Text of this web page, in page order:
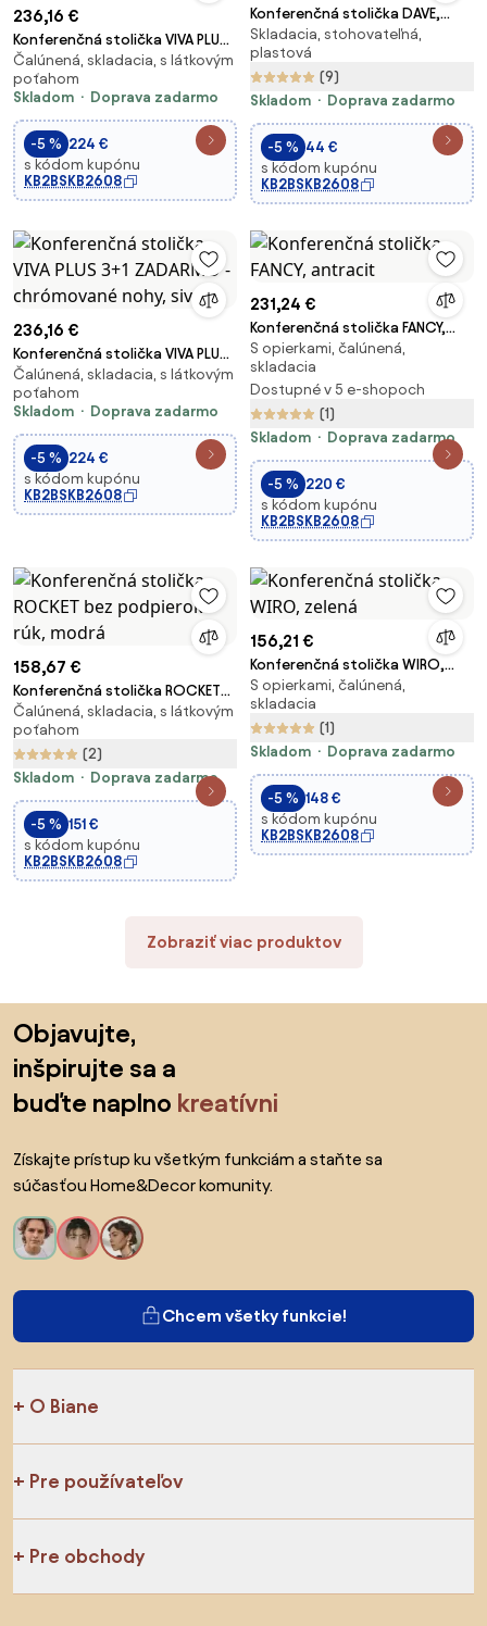
236,16 €
Konferenčná stolička VIVA PLUS
3+1 ZADARMO - chrómované
nohy, modrá
Čalúnená, skladacia, s látkovým
poťahom
Skladom
Doprava zadarmo
-5 % 224 €
s kódom kupónu
KB2BSKB2608
Konferenčná stolička DAVE,
tyrkysová
Skladacia, stohovateľná,
plastová
(9)
Skladom
Doprava zadarmo
-5 % 44 €
s kódom kupónu
KB2BSKB2608
236,16 €
Konferenčná stolička VIVA PLUS
3+1 ZADARMO - chrómované
nohy, sivá
Čalúnená, skladacia, s látkovým
poťahom
Skladom
Doprava zadarmo
-5 % 224 €
s kódom kupónu
KB2BSKB2608
231,24 €
Konferenčná stolička FANCY,
antracit
S opierkami, čalúnená,
skladacia
Dostupné v 5 e-shopoch
(1)
Skladom
Doprava zadarmo
-5 % 220 €
s kódom kupónu
KB2BSKB2608
158,67 €
Konferenčná stolička ROCKET
bez podpierok rúk, modrá
Čalúnená, skladacia, s látkovým
poťahom
(2)
Skladom
Doprava zadarmo
-5 % 151 €
s kódom kupónu
KB2BSKB2608
156,21 €
Konferenčná stolička WIRO,
zelená
S opierkami, čalúnená,
skladacia
(1)
Skladom
Doprava zadarmo
-5 % 148 €
s kódom kupónu
KB2BSKB2608
Zobraziť viac produktov
Objavujte,
inšpirujte sa a
buďte naplno kreatívni
Získajte prístup ku všetkým funkciám a staňte sa
súčasťou Home&Decor komunity.
Chcem všetky funkcie!
O Biane
Pre používateľov
Pre obchody